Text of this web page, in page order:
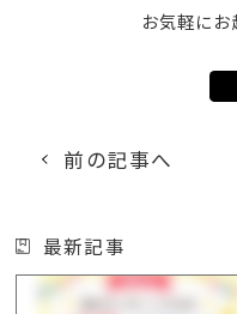
お気軽に
前の記事へ
最新記事